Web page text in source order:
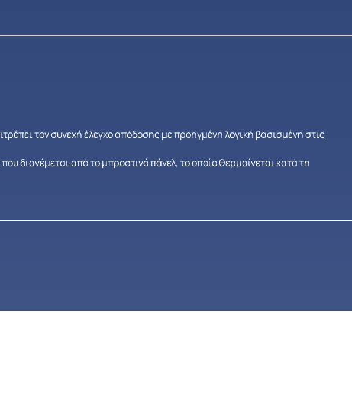
τον συνεχή έλεγχο απόδοσης με προηγμένη λογική βασισμένη στις
διανέμεται από το μπροστινό πάνελ, το οποίο θερμαίνεται κατά τη